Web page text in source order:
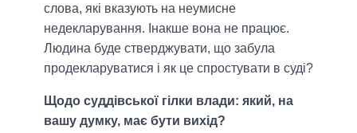
слова, які вказують на неумисне
недекларування. Інакше вона не працює.
Людина буде стверджувати, що забула
продекларуватися і як це спростувати в суді?
Щодо суддівської гілки влади: який, на
вашу думку, має бути вихід?